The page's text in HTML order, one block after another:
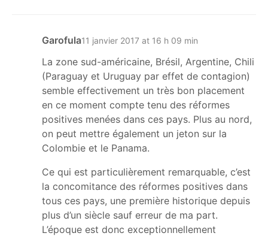
Garofula11 janvier 2017 at 16 h 09 min
La zone sud-américaine, Brésil, Argentine, Chili
(Paraguay et Uruguay par effet de contagion)
semble effectivement un très bon placement
en ce moment compte tenu des réformes
positives menées dans ces pays. Plus au nord,
on peut mettre également un jeton sur la
Colombie et le Panama.
Ce qui est particulièrement remarquable, c’est
la concomitance des réformes positives dans
tous ces pays, une première historique depuis
plus d’un siècle sauf erreur de ma part.
L’époque est donc exceptionnellement